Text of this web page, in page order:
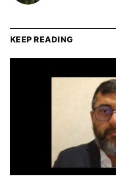
KEEP READING